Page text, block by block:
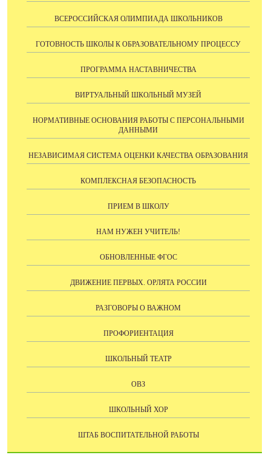
ВСЕРОССИЙСКАЯ ОЛИМПИАДА ШКОЛЬНИКОВ
ГОТОВНОСТЬ ШКОЛЫ К ОБРАЗОВАТЕЛЬНОМУ ПРОЦЕССУ
ПРОГРАММА НАСТАВНИЧЕСТВА
ВИРТУАЛЬНЫЙ ШКОЛЬНЫЙ МУЗЕЙ
НОРМАТИВНЫЕ ОСНОВАНИЯ РАБОТЫ С ПЕРСОНАЛЬНЫМИ
ДАННЫМИ
НЕЗАВИСИМАЯ СИСТЕМА ОЦЕНКИ КАЧЕСТВА ОБРАЗОВАНИЯ
КОМПЛЕКСНАЯ БЕЗОПАСНОСТЬ
ПРИЕМ В ШКОЛУ
НАМ НУЖЕН УЧИТЕЛЬ!
ОБНОВЛЕННЫЕ ФГОС
ДВИЖЕНИЕ ПЕРВЫХ. ОРЛЯТА РОССИИ
РАЗГОВОРЫ О ВАЖНОМ
ПРОФОРИЕНТАЦИЯ
ШКОЛЬНЫЙ ТЕАТР
ОВЗ
ШКОЛЬНЫЙ ХОР
ШТАБ ВОСПИТАТЕЛЬНОЙ РАБОТЫ